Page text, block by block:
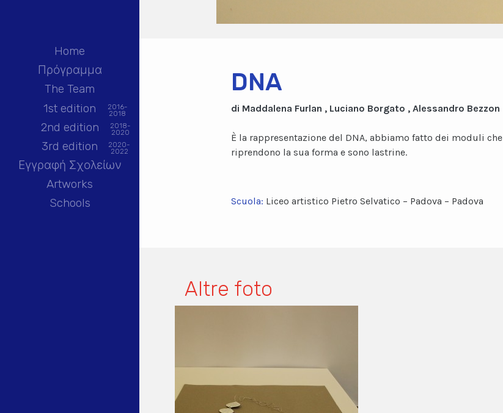
Home
Πρόγραμμα
The Team
1st edition
2016-
2018
2nd edition 2018-
2020
3rd edition 2020-
2022
Εγγραφή Σχολείων
Artworks
Schools
DNA
di Maddalena Furlan , Luciano Borgato , Alessandro Bezzon
È la rappresentazione del DNA, abbiamo fatto dei moduli che
riprendono la sua forma e sono lastrine.
Scuola: Liceo artistico Pietro Selvatico – Padova – Padova
Altre foto